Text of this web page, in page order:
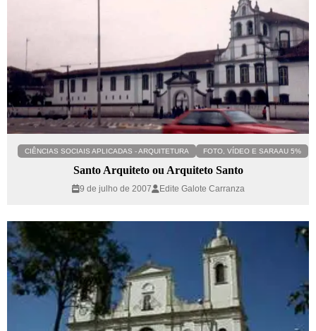
CIÊNCIAS SOCIAIS APLICADAS - ARQUITETURA FOTO, VÍDEO E SARAAU 5%
Santo Arquiteto ou Arquiteto Santo
9 de julho de 2007 Edite Galote Carranza